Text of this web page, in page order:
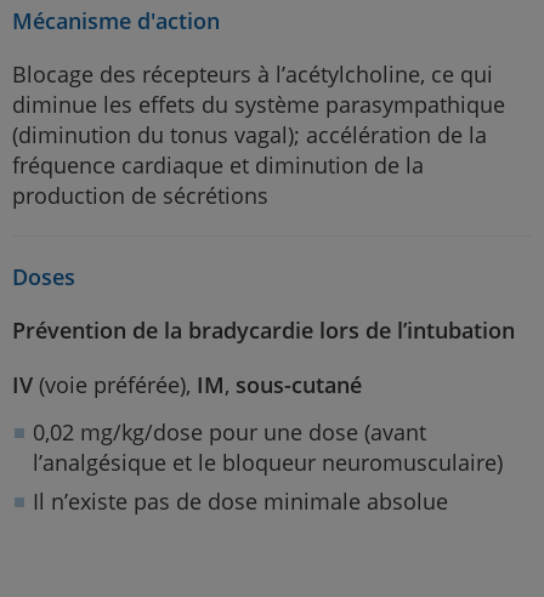
Mécanisme d'action
Blocage des récepteurs à l’acétylcholine, ce qui
diminue les effets du système parasympathique
(diminution du tonus vagal); accélération de la
fréquence cardiaque et diminution de la
production de sécrétions
Doses
Prévention de la bradycardie lors de l’intubation
IV (voie préférée), IM, sous-cutané
0,02 mg/kg/dose pour une dose (avant
l’analgésique et le bloqueur neuromusculaire)
Il n’existe pas de dose minimale absolue